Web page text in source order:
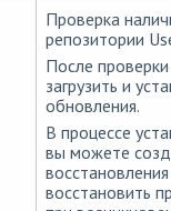
Проверка
репозитории
После
загрузить и
обновления.
В процессе
вы можете
восстановить